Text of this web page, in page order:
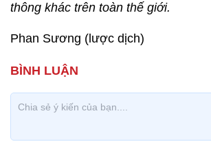
thông khác trên toàn thế giới.
Phan Sương (lược dịch)